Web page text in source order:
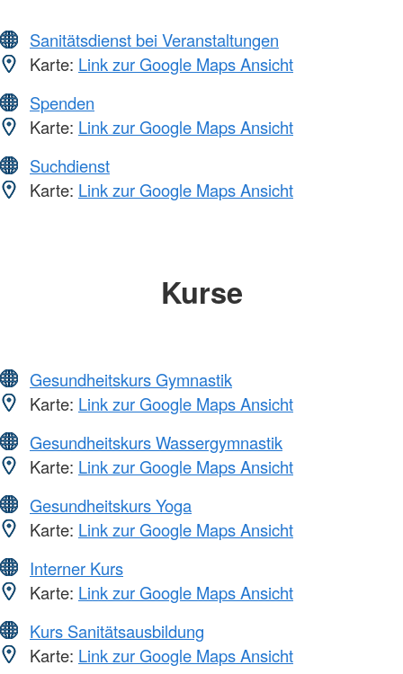
Sanitätsdienst bei Veranstaltungen
Karte: Link zur Google Maps Ansicht
Spenden
Karte: Link zur Google Maps Ansicht
Suchdienst
Karte: Link zur Google Maps Ansicht
Kurse
Gesundheitskurs Gymnastik
Karte: Link zur Google Maps Ansicht
Gesundheitskurs Wassergymnastik
Karte: Link zur Google Maps Ansicht
Gesundheitskurs Yoga
Karte: Link zur Google Maps Ansicht
Interner Kurs
Karte: Link zur Google Maps Ansicht
Kurs Sanitätsausbildung
Karte: Link zur Google Maps Ansicht